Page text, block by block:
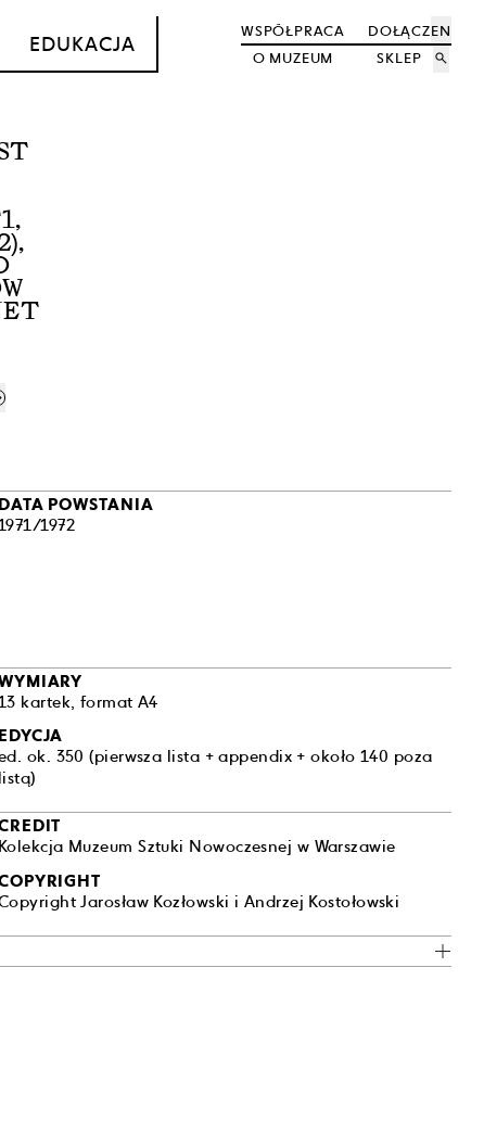
EDUKACJA
WSPÓŁPRACA
DOŁĄCZ
O MUZEUM
SKLEP
EN
search
DATA POWSTANIA
1972
kartek, format A4
EDYCJA
ok. 350 (pierwsza lista + appendix + około 140 poza
listą)
Kolekcja Muzeum Sztuki Nowoczesnej w Warszawie
Jarosław Kozłowski i Andrzej Kostołowski